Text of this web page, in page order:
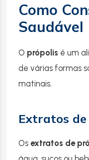
Como
Saudável
O própolis é um
de várias formas
matinais.
Extratos
Os extratos de